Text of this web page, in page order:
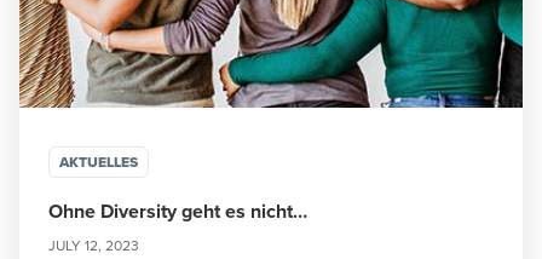
AKTUELLES
Ohne Diversity geht es nicht…
JULY 12, 2023